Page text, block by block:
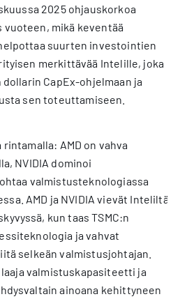
2025 ohjauskorkoa
vuoteen, mikä keventää
suurten investointien
merkittävää Intelille, joka
CapEx-ohjelmaan ja
sen toteuttamiseen.
AMD on vahva
NVIDIA dominoi
valmistusteknologiassa
AMD ja NVIDIA vievät Inteliltä
kun taas TSMC:n
ja vahvat
selkeän valmistusjohtajan.
valmistuskapasiteetti ja
ainoana kehittyneen